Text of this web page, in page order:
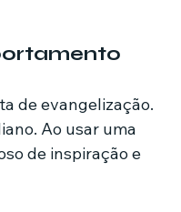
de evangelização.
Ao usar uma
de inspiração e